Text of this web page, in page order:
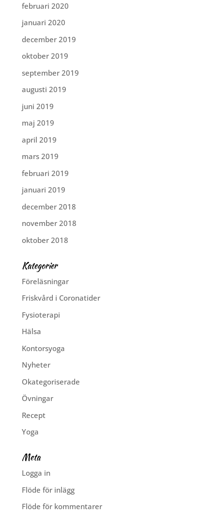
februari 2020
januari 2020
december 2019
oktober 2019
september 2019
augusti 2019
juni 2019
maj 2019
april 2019
mars 2019
februari 2019
januari 2019
december 2018
november 2018
oktober 2018
Kategorier
Föreläsningar
Friskvård i Coronatider
Fysioterapi
Hälsa
Kontorsyoga
Nyheter
Okategoriserade
Övningar
Recept
Yoga
Meta
Logga in
Flöde för inlägg
Flöde för kommentarer